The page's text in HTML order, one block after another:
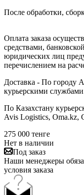
После обработки,
Оплата заказа
средствами,
юридических лиц
перечислением на
Доставка - По городу
курьерскими
По Казахстану
Avis Logistics,
275 000 тенге
Нет в наличии
Под заказ
Наши менеджеры
условия заказа